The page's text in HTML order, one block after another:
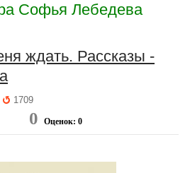
Софья Лебедева
ждать. Рассказы -
1709
0 Оценок: 0